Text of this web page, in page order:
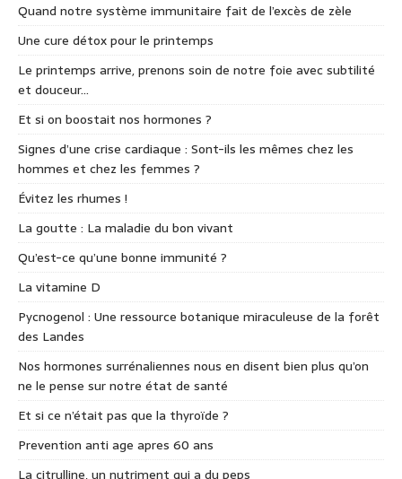
Quand notre système immunitaire fait de l’excès de zèle
Une cure détox pour le printemps
Le printemps arrive, prenons soin de notre foie avec subtilité
et douceur…
Et si on boostait nos hormones ?
Signes d’une crise cardiaque : Sont-ils les mêmes chez les
hommes et chez les femmes ?
Évitez les rhumes !
La goutte : La maladie du bon vivant
Qu’est-ce qu’une bonne immunité ?
La vitamine D
Pycnogenol : Une ressource botanique miraculeuse de la forêt
des Landes
Nos hormones surrénaliennes nous en disent bien plus qu’on
ne le pense sur notre état de santé
Et si ce n’était pas que la thyroïde ?
Prevention anti age apres 60 ans
La citrulline, un nutriment qui a du peps